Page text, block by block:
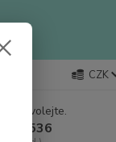
CZK
Zavolejte.
333 536